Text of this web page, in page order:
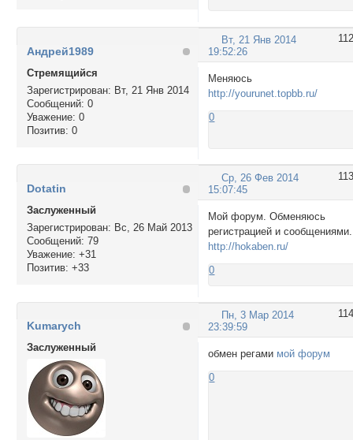
112
Вт, 21 Янв 2014
19:52:26
Андрей1989
Стремящийся
Зарегистрирован: Вт, 21 Янв 2014
Сообщений: 0
Уважение: 0
Позитив: 0
Меняюсь
http://yourunet.topbb.ru/
0
113
Ср, 26 Фев 2014
15:07:45
Dotatin
Заслуженный
Зарегистрирован: Вс, 26 Май 2013
Сообщений: 79
Уважение: +31
Позитив: +33
Мой форум. Обменяюсь
регистрацией и сообщениями.
http://hokaben.ru/
0
114
Пн, 3 Мар 2014
23:39:59
Kumarych
Заслуженный
обмен регами мой форум
0